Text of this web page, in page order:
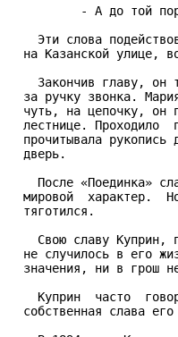
- А до той
Эти слова
на Казанской улице,
Закончив главу, он
за ручку звонка.
чуть, на цепочку, он
лестнице. Проходило
прочитывала рукопись
  дверь.
После «Поединка»
мировой  характер.
  тяготился.
Свою славу Куприн,
не случилось в его
значения, ни в грош
Куприн  часто
собственная слава его